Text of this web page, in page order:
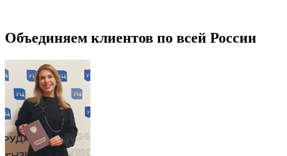
Объединяем клиентов по всей России